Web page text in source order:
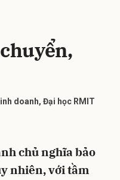
doanh, Đại học RMIT
chủ nghĩa bảo
nhiên, với tầm